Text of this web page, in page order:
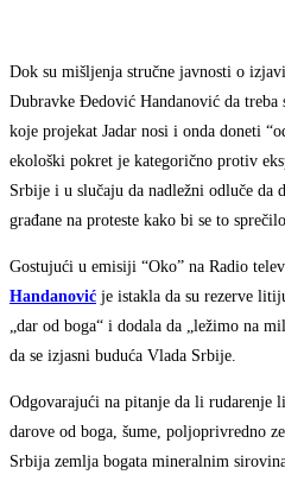
Dok su mišljenja stručne javnosti o
Dubravke Đedović Handanović da treba
koje projekat Jadar nosi i onda doneti
ekološki pokret je kategorično protiv
Srbije i u slučaju da nadležni odluče da
građane na proteste kako bi se to
Gostujući u emisiji “Oko” na Radio
Handanović je istakla da su rezerve
„dar od boga“ i dodala da „ležimo na
da se izjasni buduća Vlada Srbije.
Odgovarajući na pitanje da li rudarenje
darove od boga, šume, poljoprivredno
Srbija zemlja bogata mineralnim